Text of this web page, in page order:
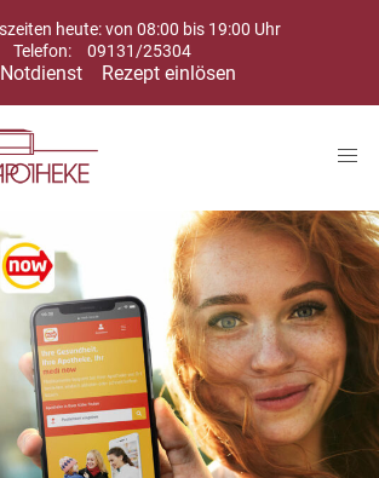
heute: von 08:00 bis 19:00 Uhr
Telefon:
09131/25304
Notdienst Rezept einlösen